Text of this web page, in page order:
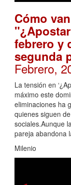
Cómo
febrero y
segunda
Febrero,
La tensión en
máximo este
eliminaciones ha
quienes siguen
sociales.Aunque
pareja abandona
Milenio